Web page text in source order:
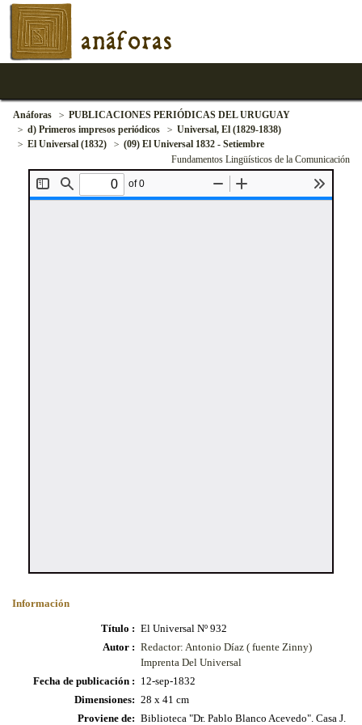
anáforas
Anáforas
PUBLICACIONES PERIÓDICAS DEL URUGUAY
d) Primeros impresos periódicos
Universal, El (1829-1838)
El Universal (1832)
(09) El Universal 1832 - Setiembre
Fundamentos Lingüísticos de la Comunicación
Información
Título : El Universal Nº 932
Autor : Redactor: Antonio Díaz ( fuente Zinny)
Imprenta Del Universal
Fecha de publicación : 12-sep-1832
Dimensiones: 28 x 41 cm
Proviene de: Biblioteca "Dr. Pablo Blanco Acevedo". Casa J.